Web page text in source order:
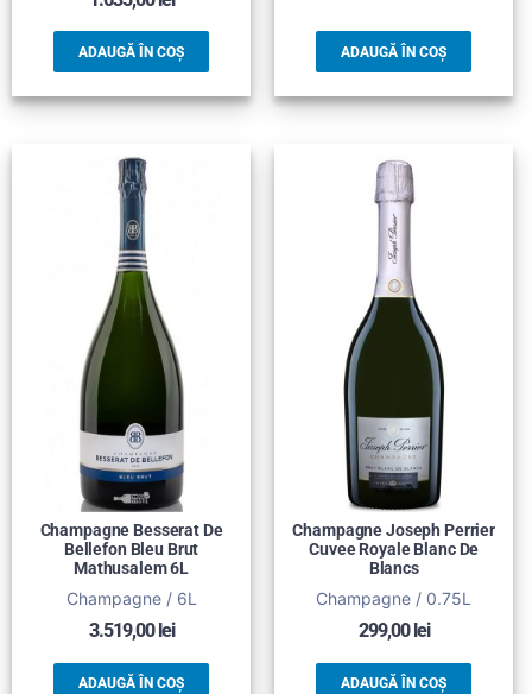
ADAUGĂ ÎN COȘ ADAUGĂ ÎN COȘ
Champagne Besserat De
Bellefon Bleu Brut
Mathusalem 6L
Champagne / 6L
3.519,00lei
ADAUGĂ ÎN COȘ
Champagne Joseph Perrier
Cuvee Royale Blanc De
Blancs
Champagne / 0.75L
299,00lei
ADAUGĂ ÎN COȘ